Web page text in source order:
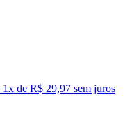
1x de R$ 29,97 sem juros